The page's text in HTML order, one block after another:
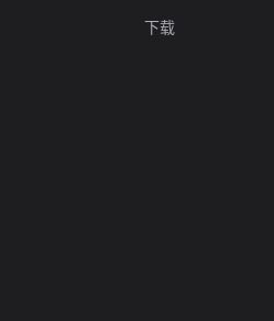
下载